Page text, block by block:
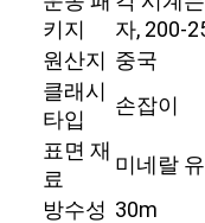
품질 관리
저희와 연락
뉴스
사건
키지
자, 200-
원산지 중국
클래시
타입
손잡이
표면 재
료
미네랄
방수성 30m